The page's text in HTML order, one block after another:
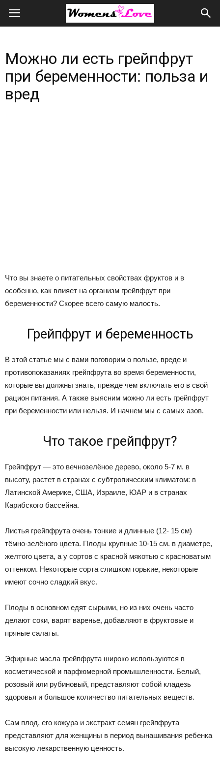
Женская
всем
сердцем
Можно ли есть грейпфрут
при беременности: польза и
вред
Что вы знаете о питательных свойствах фруктов и в
особенно, как влияет на организм грейпфрут при
беременности? Скорее всего самую малость.
Грейпфрут и беременность
В этой статье мы с вами поговорим о пользе, вреде и
противопоказаниях грейпфрута во время беременности,
которые вы должны знать, прежде чем включать его в свой
рацион питания. А также выясним можно ли есть грейпфрут
при беременности или нельзя. И начнем мы с самых азов.
Что такое грейпфрут?
Грейпфрут — это вечнозелёное дерево, около 5-7 м. в
высоту, растет в странах с субтропическим климатом: в
Латинской Америке, США, Израиле, ЮАР и в странах
Карибского бассейна.
Листья грейпфрута очень тонкие и длинные (12- 15 см)
тёмно-зелёного цвета. Плоды крупные 10-15 см. в диаметре,
желтого цвета, а у сортов с красной мякотью с красноватым
оттенком. Некоторые сорта слишком горькие, некоторые
имеют сочно сладкий вкус.
Плоды в основном едят сырыми, но из них очень часто
делают соки, варят варенье, добавляют в фруктовые и
пряные салаты.
Эфирные масла грейпфрута широко используются в
косметической и парфюмерной промышленности. Белый,
розовый или рубиновый, представляют собой кладезь
здоровья и большое количество питательных веществ.
Сам плод, его кожура и экстракт семян грейпфрута
представляют для женщины в период вынашивания ребенка
высокую лекарственную ценность.